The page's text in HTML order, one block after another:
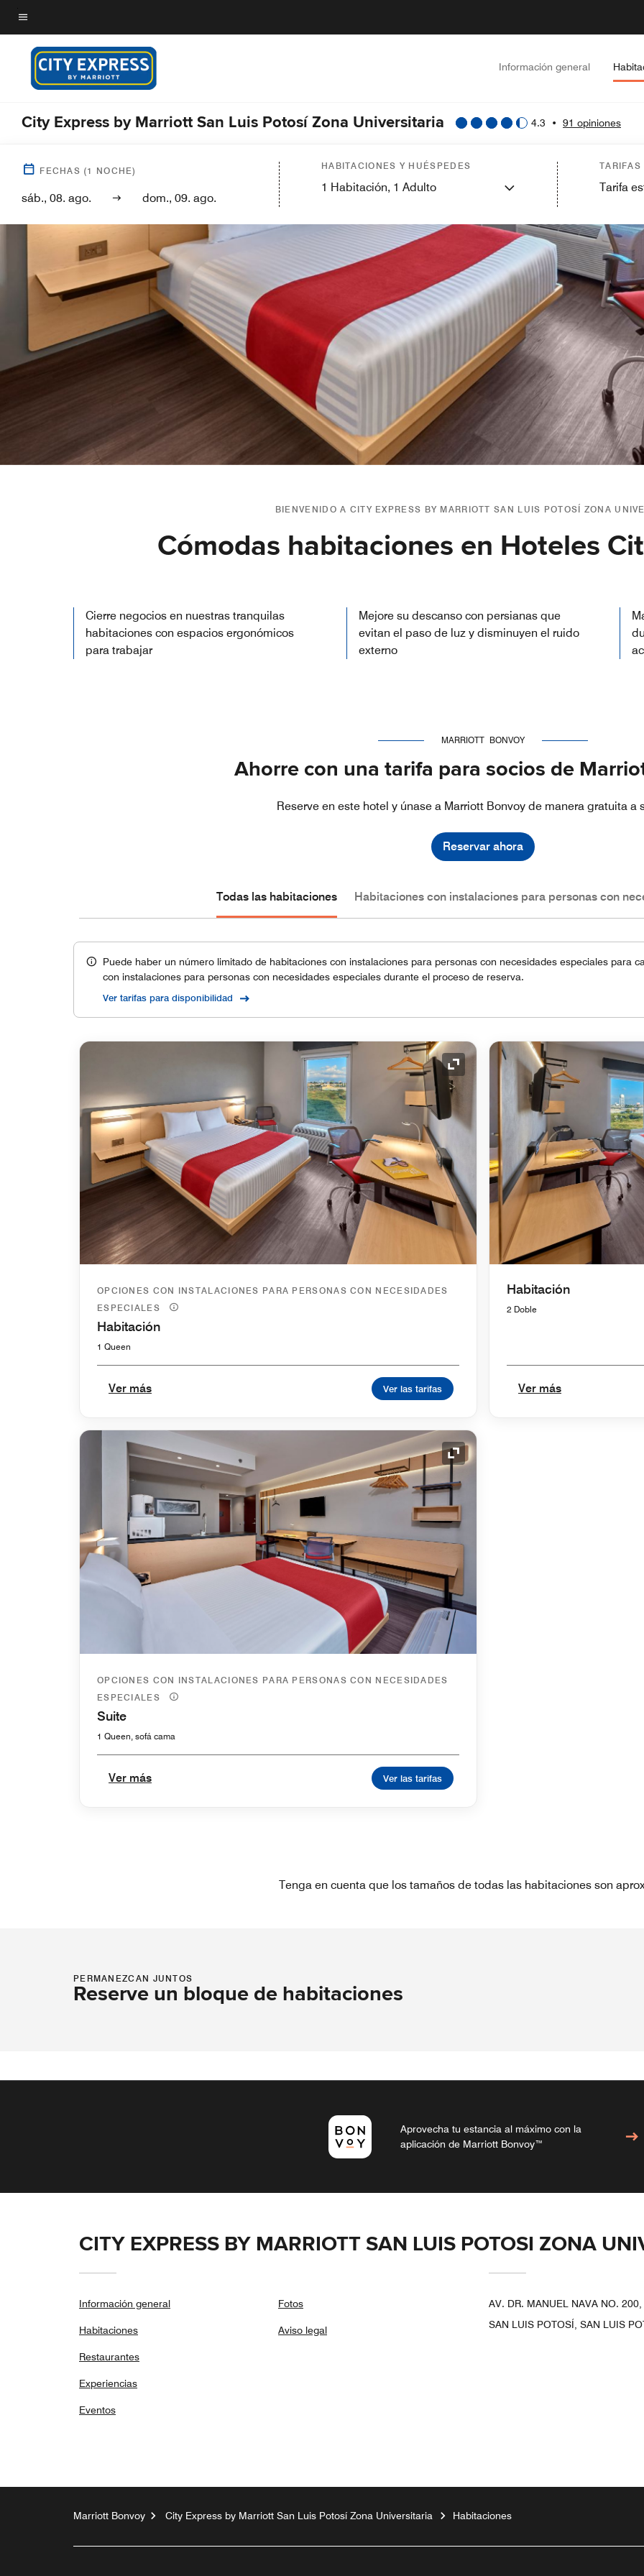
Skip
to
main
content
Texto del menú
Información general
City Express by Marriott San Luis Potosí Zona Universitaria 4.3 • 91 opiniones
FECHAS (1 NOCHE)
sáb., 08. ago. dom., 09. ago.
HABITACIONES Y HUÉSPEDES
1 Habitación, 1 Adulto Tarifa
BIENVENIDO A CITY EXPRESS BY MARRIOTT SAN LUIS POTOSÍ ZONA
Cómodas habitaciones en Hoteles
Cierre negocios en nuestras tranquilas
habitaciones con espacios ergonómicos
para trabajar
Mejore su descanso con persianas que
evitan el paso de luz y disminuyen el ruido
externo
MARRIOTT BONVOY
Ahorre con una tarifa para socios de
Reserve en este hotel y únase a Marriott Bonvoy de manera gratuita a
Reservar ahora
Todas las habitaciones Habitaciones con instalaciones para personas con
Puede haber un número limitado de habitaciones con instalaciones para personas con necesidades especiales para
con instalaciones para personas con necesidades especiales durante el proceso de reserva.
Ver tarifas para disponibilidad
Icono de expansión
OPCIONES CON INSTALACIONES PARA PERSONAS CON NECESIDADES
ESPECIALES
Habitación
1 Queen
Ver más Ver las tarifas
Habitación
2 Doble
Ver más
Icono de expansión
OPCIONES CON INSTALACIONES PARA PERSONAS CON NECESIDADES
ESPECIALES
Suite
1 Queen, sofá cama
Ver más Ver las tarifas
Tenga en cuenta que los tamaños de todas las habitaciones son
PERMANEZCAN JUNTOS
Reserve un bloque de habitaciones
Aprovecha tu estancia al máximo con la
aplicación de Marriott Bonvoy™
CITY EXPRESS BY MARRIOTT SAN LUIS POTOSI ZONA
Información general
Habitaciones
Restaurantes
Experiencias
Eventos
Fotos
Aviso legal
AV. DR. MANUEL NAVA NO.
SAN LUIS POTOSÍ, SAN LUIS
Marriott Bonvoy City Express by Marriott San Luis Potosí Zona Universitaria Habitaciones